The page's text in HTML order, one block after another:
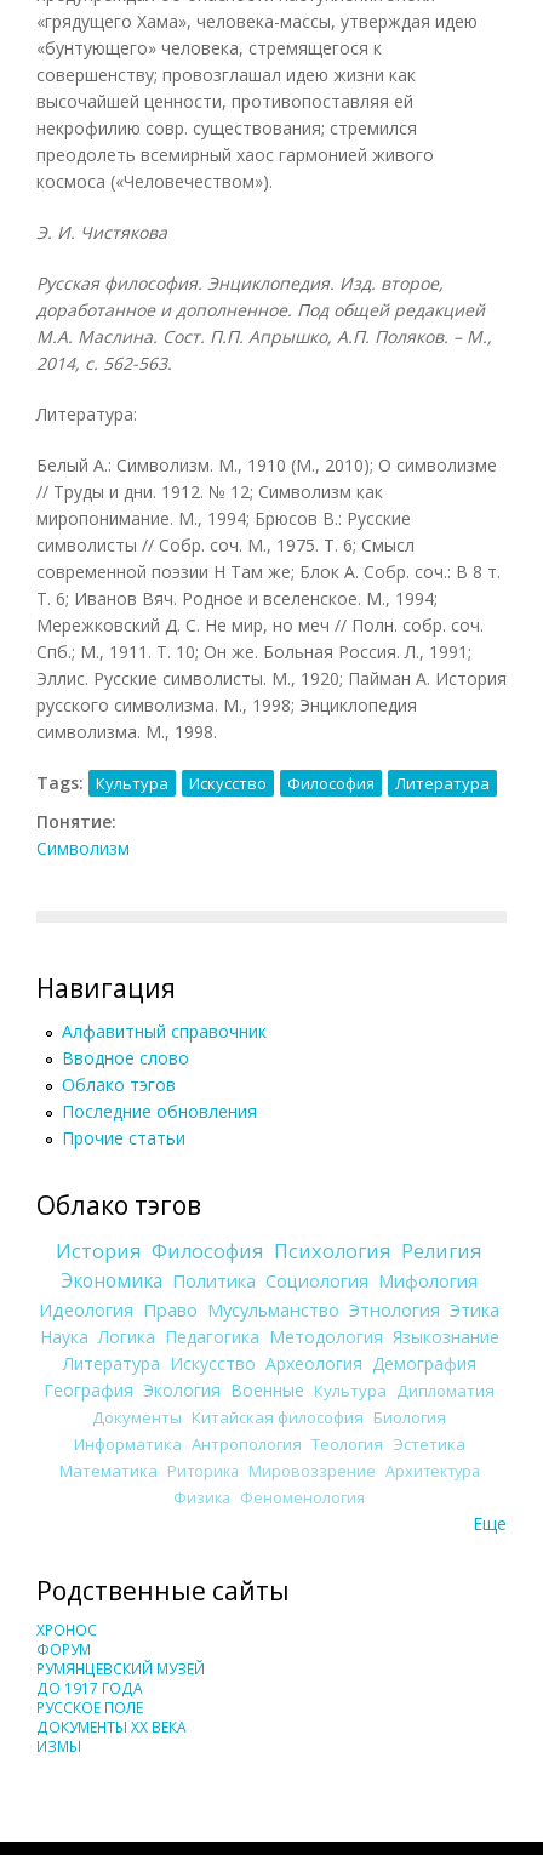
Э. И. Чистякова
Русская философия. Энциклопедия. Изд. второе,
доработанное и дополненное. Под общей редакцией
М.А. Маслина. Сост. П.П. Апрышко, А.П. Поляков. – М.,
2014, с. 562-563.
Литература:
Белый А.: Символизм. М., 1910 (М., 2010); О символизме
// Труды и дни. 1912. № 12; Символизм как
миропонимание. М., 1994; Брюсов В.: Русские
символисты // Собр. соч. М., 1975. Т. 6; Смысл
современной поэзии Н Там же; Блок А. Собр. соч.: В 8 т.
Т. 6; Иванов Вяч. Родное и вселенское. М., 1994;
Мережковский Д. С. Не мир, но меч // Полн. собр. соч.
Спб.; М., 1911. Т. 10; Он же. Больная Россия. Л., 1991;
Эллис. Русские символисты. М., 1920; Пайман А. История
русского символизма. М., 1998; Энциклопедия
символизма. М., 1998.
Tags: Культура Искусство Философия Литература
Понятие:
Символизм
Навигация
Алфавитный справочник
Вводное слово
Облако тэгов
Последние обновления
Прочие статьи
Облако тэгов
История Философия Психология Религия
Экономика Политика Социология Мифология
Идеология Право Мусульманство Этнология Этика
Наука Логика Педагогика Методология Языкознание
Литература Искусство Археология Демография
География Экология Военные Культура
Дипломатия
Документы Китайская философия Биология
Информатика Антропология Теология Эстетика
Математика Риторика Мировоззрение Архитектура
Физика Феноменология
Еще
Родственные сайты
ХРОНОС
ФОРУМ
РУМЯНЦЕВСКИЙ МУЗЕЙ
ДО 1917 ГОДА
РУССКОЕ ПОЛЕ
ДОКУМЕНТЫ XX ВЕКА
ИЗМЫ